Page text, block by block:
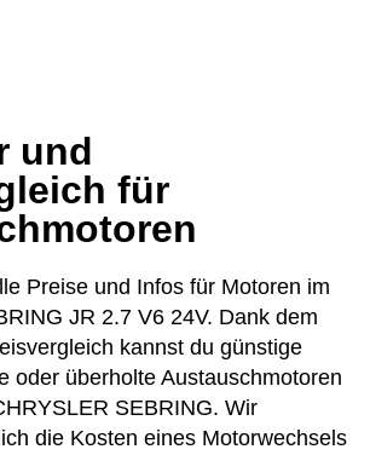
und
für
Preise und Infos für Motoren im
JR 2.7 V6 24V. Dank dem
kannst du günstige
oder überholte Austauschmotoren
SEBRING. Wir
die Kosten eines Motorwechsels